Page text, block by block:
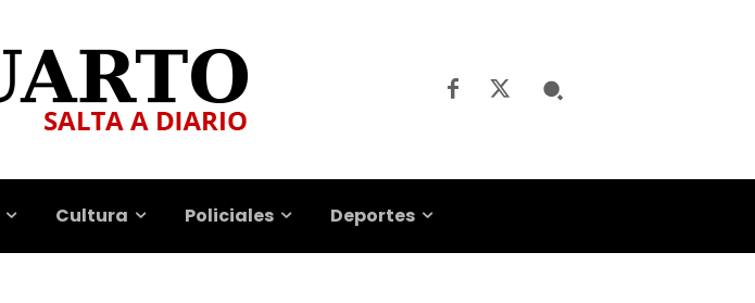
Cultura Policiales Deportes